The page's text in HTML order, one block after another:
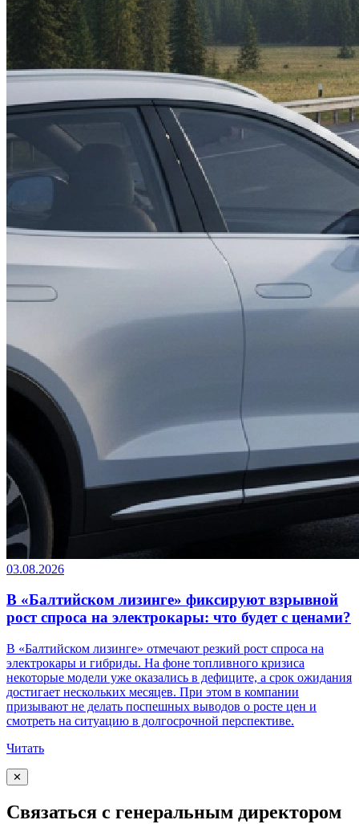
03.08.2026
В «Балтийском лизинге» фиксируют взрывной
рост спроса на электрокары: что будет с ценами?
В «Балтийском лизинге» отмечают резкий рост спроса на
электрокары и гибриды. На фоне топливного кризиса
некоторые модели уже оказались в дефиците, а срок ожидания
достигает нескольких месяцев. При этом в компании
призывают не делать поспешных выводов о росте цен и
смотреть на ситуацию в долгосрочной перспективе.
Читать
✕
Связаться с генеральным директором